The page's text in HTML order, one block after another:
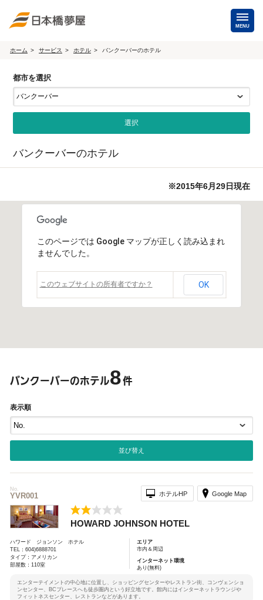
MENU
海外航空券
（日本発・海外発・世界一周）
海外手配トップ
航空券
貸切バス・ハイヤー
視察旅行・研修旅行 国内手配トップ
採用情報 企業情報
お問合わせ
ホーム サービス ホテル バンクーバーのホテル
都市を選択
バンクーバーのホテル
※2015年6月29日現在
このページでは Google マップが正しく読み込まれ
ませんでした。
このウェブサイトの所有者ですか？ OK
バンクーバーのホテル8件
表示順
No.
YVR001
HOWARD JOHNSON HOTEL
ハワード ジョンソン ホテル
TEL：604)6888701
タイプ：アメリカン
部屋数：110室
エリア
市内＆周辺
インターネット環境
あり(無料)
エンターテイメントの中心地に位置し、ショッピングセンターやレストラン街、コンヴェンショ
ンセンター、BCプレースへも徒歩圏内という好立地です。館内にはインターネットラウンジや
フィットネスセンター、レストランなどがあります。
ホテルHP Google Map